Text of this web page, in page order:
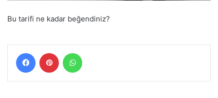
Bu tarifi ne kadar beğendiniz?
FacebookPinterest